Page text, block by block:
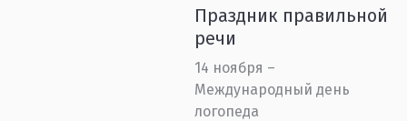
Праздник правильной
речи
14 ноября –
Международный день
логопеда